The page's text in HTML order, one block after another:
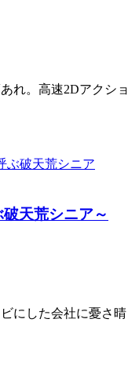
れ。高速2Dアクショ
天荒シニア～
にした会社に憂さ晴